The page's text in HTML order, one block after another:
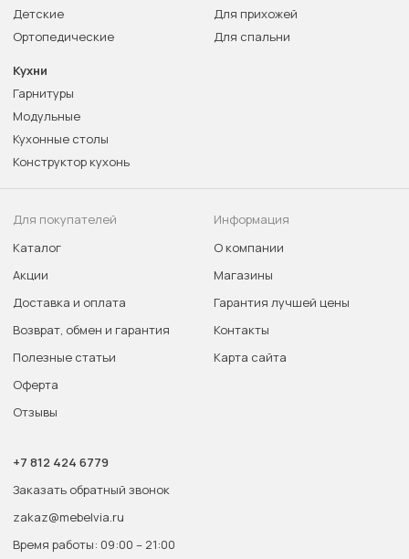
Детские
Ортопедические
Для прихожей
Для спальни
Кухни
Гарнитуры
Модульные
Кухонные столы
Конструктор кухонь
Для покупателей
Каталог
Акции
Доставка и оплата
Возврат, обмен и гарантия
Полезные статьи
Оферта
Отзывы
Информация
О компании
Магазины
Гарантия лучшей цены
Контакты
Карта сайта
+7 812 424 6779
Заказать обратный звонок
zakaz@mebelvia.ru
Время работы: 09:00 – 21:00